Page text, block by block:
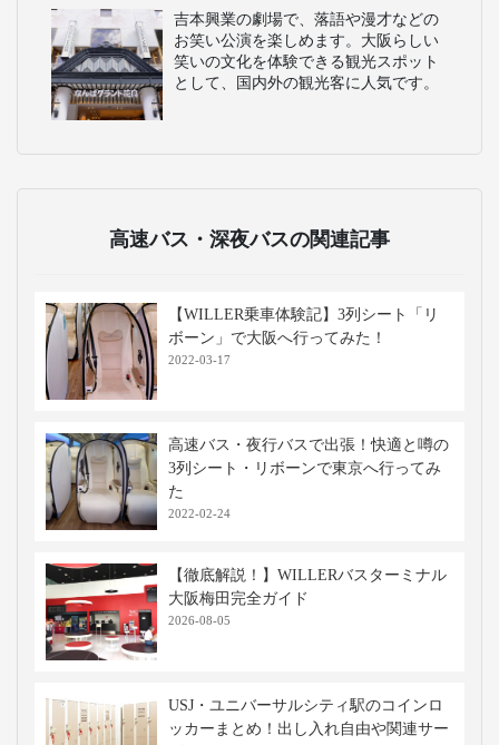
吉本興業の劇場で、落語や漫才などの
お笑い公演を楽しめます。大阪らしい
笑いの文化を体験できる観光スポット
として、国内外の観光客に人気です。
高速バス・深夜バスの関連記事
【WILLER乗車体験記】3列シート「リ
ボーン」で大阪へ行ってみた！
2022-03-17
高速バス・夜行バスで出張！快適と噂の
3列シート・リボーンで東京へ行ってみ
た
2022-02-24
【徹底解説！】WILLERバスターミナル
大阪梅田完全ガイド
2026-08-05
USJ・ユニバーサルシティ駅のコインロ
ッカーまとめ！出し入れ自由や関連サー